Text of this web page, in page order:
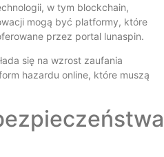
w tym blockchain,
mogą być platformy, które
przez portal lunaspin.
się na wzrost zaufania
hazardu online, które muszą